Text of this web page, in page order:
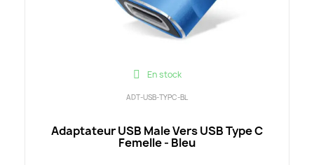
En stock
ADT-USB-TYPC-BL
Adaptateur USB Male Vers USB Type C
Femelle - Bleu